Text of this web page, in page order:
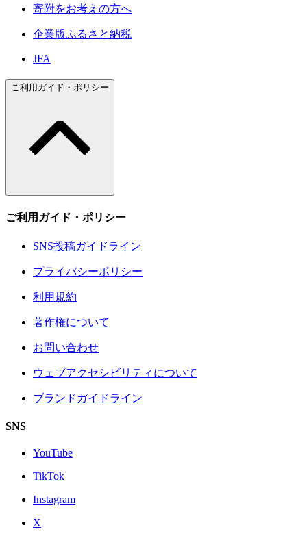
寄附をお考えの方へ
企業版ふるさと納税
JFA
ご利用ガイド・ポリシー
ご利用ガイド・ポリシー
SNS投稿ガイドライン
プライバシーポリシー
利用規約
著作権について
お問い合わせ
ウェブアクセシビリティについて
ブランドガイドライン
SNS
YouTube
TikTok
Instagram
X